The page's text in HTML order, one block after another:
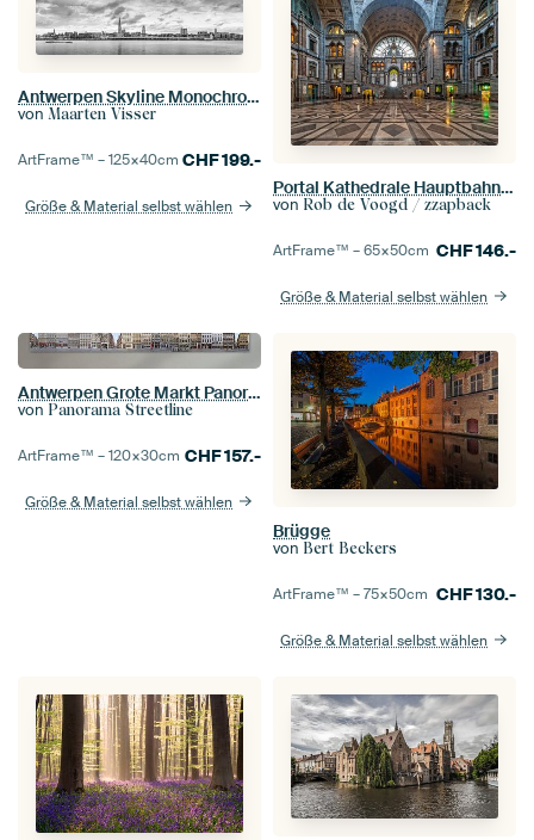
Antwerpen Skyline Monochrom
von Maarten Visser
ArtFrame™ –125×40cm CHF199.-
Größe & Material selbst wählen
Portal Kathedrale Hauptbahnhof Antwerpen
von Rob de Voogd / zzapback
ArtFrame™ –65×50cm CHF146.-
Größe & Material selbst wählen
Antwerpen Grote Markt Panorama
von Panorama Streetline
ArtFrame™ –120×30cm CHF157.-
Größe & Material selbst wählen
Brügge
von Bert Beckers
ArtFrame™ –75×50cm CHF130.-
Größe & Material selbst wählen